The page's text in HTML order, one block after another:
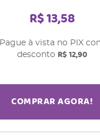
R$ 13,58
Pague à vista no PIX
desconto R$ 12,90
COMPRAR AGORA!